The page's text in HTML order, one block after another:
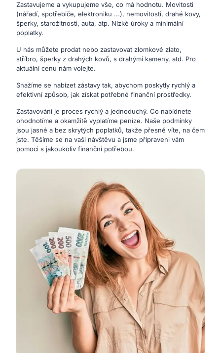
Zastavujeme a vykupujeme vše, co má hodnotu. Movitosti
(nářadí, spotřebiče, elektroniku ...), nemovitosti, drahé kovy,
šperky, starožitnosti, auta, atp. Nízké úroky a minimální
poplatky.
U nás můžete prodat nebo zastavovat zlomkové zlato,
stříbro, šperky z drahých kovů, s drahými kameny, atd. Pro
aktuální cenu nám volejte.
Snažíme se nabízet zástavy tak, abychom poskytly rychlý a
efektivní způsob, jak získat potřebné finanční prostředky.
Zastavování je proces rychlý a jednoduchý. Co nabídnete
ohodnotíme a okamžitě vyplatíme peníze. Naše podmínky
jsou jasné a bez skrytých poplatků, takže přesně víte, na čem
jste. Těšíme se na vaši návštěvu a jsme připraveni vám
pomoci s jakoukoliv finanční potřebou.